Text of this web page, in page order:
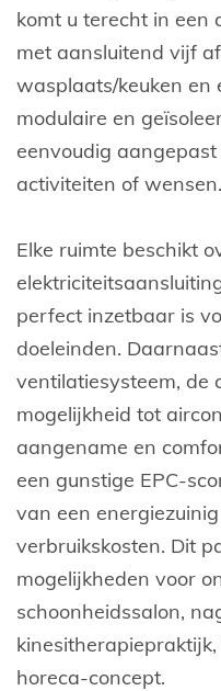
komt u terecht in een
met aansluitend vijf
wasplaats/keuken en
modulaire en
eenvoudig
activiteiten of wensen.
Elke ruimte beschikt
perfect inzetbaar is
doeleinden.
ventilatiesysteem, de
mogelijkheid tot
aangename en
een gunstige EPC-
van een
verbruikskosten. Dit
mogelijkheden voor
schoonheidssalon,
horeca-concept.